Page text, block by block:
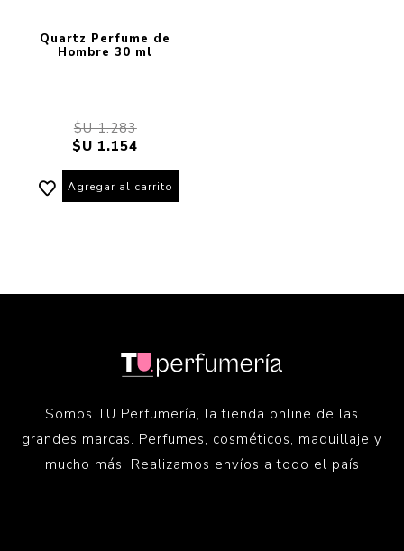
Quartz Perfume de
Hombre 30 ml
$U 1.283
$U 1.154
Agregar al carrito
Somos TU Perfumería, la tienda online de las
grandes marcas. Perfumes, cosméticos, maquillaje y
mucho más. Realizamos envíos a todo el país